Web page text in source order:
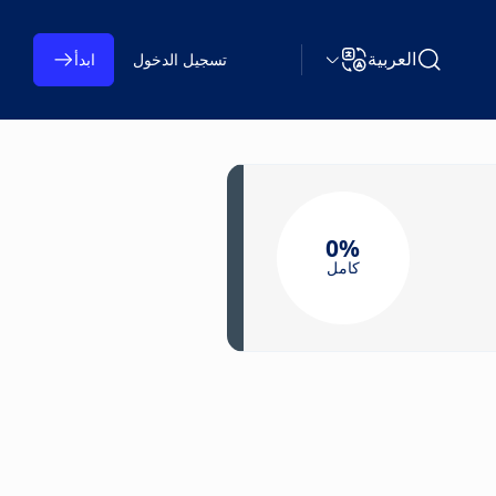
البحث عن Learning on TAP
العربيةتغيير اللغة تسجيل الدخول ابدأ
0%
كامل